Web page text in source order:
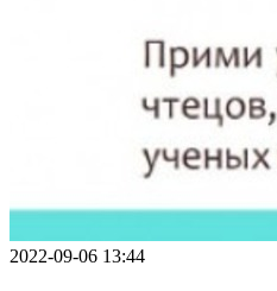
2022-09-06 13:44